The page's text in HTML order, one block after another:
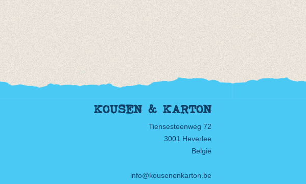
KOUSEN & KARTON
Tiensesteenweg 72
3001 Heverlee
België
info@kousenenkarton.be